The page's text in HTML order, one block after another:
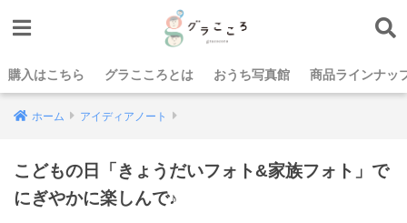
購入はこちら グラこころとは おうち写真館 商品ラインナッ
ホーム アイディアノート
こどもの日「きょうだいフォト&家族フォト」で
にぎやかに楽しんで♪